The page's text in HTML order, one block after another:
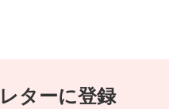
ターに登録